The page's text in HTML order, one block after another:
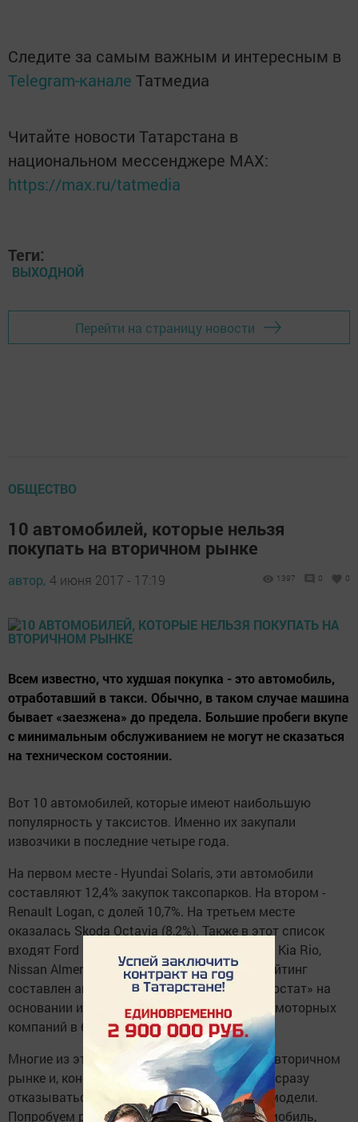
Следите за самым важным и интересным в
Telegram-канале Татмедиа
Читайте новости Татарстана в
национальном мессенджере MАХ:
https://max.ru/tatmedia
Теги:
ВЫХОДНОЙ
Перейти на страницу новости
ОБЩЕСТВО
10 автомобилей, которые нельзя
покупать на вторичном рынке
автор, 4 июня 2017 - 17:19 1397 0 0
Всем известно, что худшая покупка - это автомобиль,
отработавший в такси. Обычно, в таком случае машина
бывает «заезжена» до предела. Большие пробеги вкупе
с минимальным обслуживанием не могут не сказаться
на техническом состоянии.
Вот 10 автомобилей, которые имеют наибольшую
популярность у таксистов. Именно их закупали
извозчики в последние четыре года.
На первом месте - Hyundai Solaris, эти автомобили
составляют 12,4% закупок таксопарков. На втором -
Renault Logan, с долей 10,7%. На третьем месте
оказалась Skoda Octavia (8,2%). Также в этот список
входят Ford Focus и Galaxy, Volkswagen Polo, Kia Rio,
Nissan Almera, Lada Granta и Lifan Solano. Рейтинг
составлен аналитическим агентством «Автостат» на
основании исследования закупок 100 таксомоторных
компаний в более 70 регионов России.
Многие из этих автомобилей популярны на вторичном
рынке и, конечно, эта статистика - не повод сразу
отказываться от покупки приглянувшейся модели.
Попробуем разобраться, как выявить автомобиль,